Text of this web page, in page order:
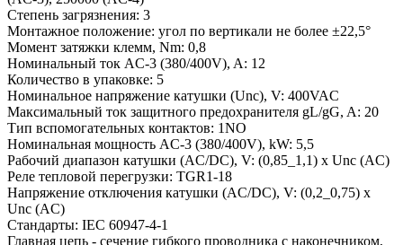
Степень загрязнения: 3
Монтажное положение: угол по вертикали не более ±22,5°
Момент затяжки клемм, Nm: 0,8
Номинальный ток AC-3 (380/400V), A: 12
Количество в упаковке: 5
Номинальное напряжение катушки (Unc), V: 400VAC
Максимальный ток защитного предохранителя gL/gG, A: 20
Тип вспомогательных контактов: 1NO
Номинальная мощность AC-3 (380/400V), kW: 5,5
Рабочий диапазон катушки (AC/DC), V: (0,85_1,1) x Unc (AC)
Реле тепловой перегрузки: TGR1-18
Напряжение отключения катушки (AC/DC), V: (0,2_0,75) x
Unc (AC)
Стандарты: IEC 60947-4-1
Главная цепь - сечение гибкого проводника с наконечником,